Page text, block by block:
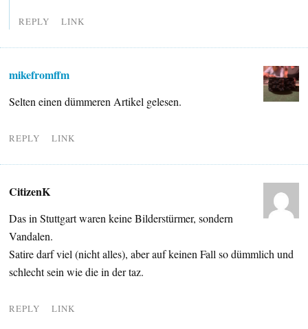
REPLY LINK
mikefromffm
Selten einen dümmeren Artikel gelesen.
REPLY LINK
CitizenK
Das in Stuttgart waren keine Bilderstürmer, sondern
Vandalen.
Satire darf viel (nicht alles), aber auf keinen Fall so dümmlich und
schlecht sein wie die in der taz.
REPLY LINK